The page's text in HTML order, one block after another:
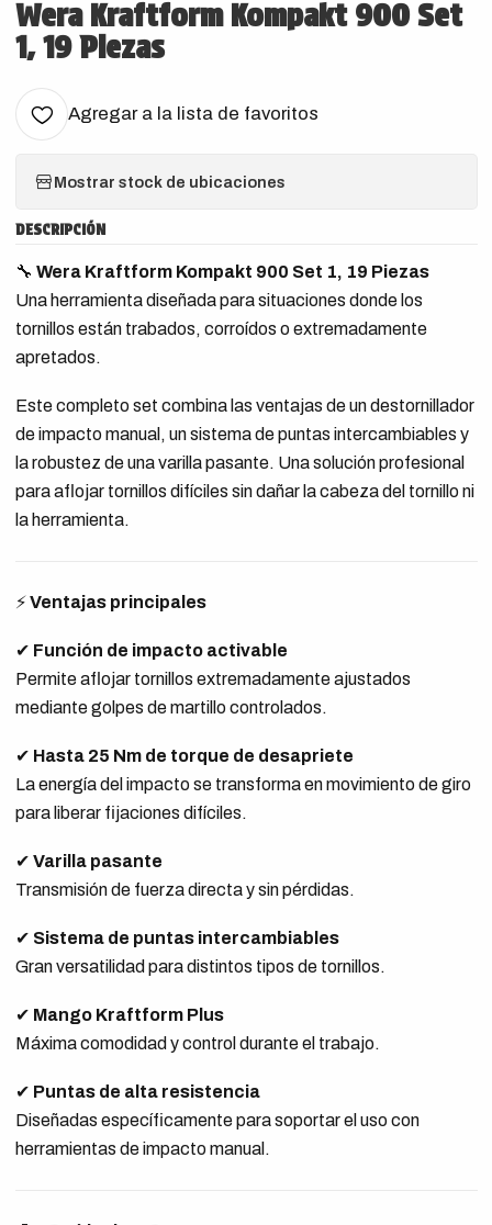
Wera Kraftform Kompakt 900 Set
1, 19 Piezas
Agregar a la lista de favoritos
Mostrar stock de ubicaciones
DESCRIPCIÓN
🔧 Wera Kraftform Kompakt 900 Set 1, 19 Piezas
Una herramienta diseñada para situaciones donde los
tornillos están trabados, corroídos o extremadamente
apretados.
Este completo set combina las ventajas de un destornillador
de impacto manual, un sistema de puntas intercambiables y
la robustez de una varilla pasante. Una solución profesional
para aflojar tornillos difíciles sin dañar la cabeza del tornillo ni
la herramienta.
⚡Ventajas principales
✔ Función de impacto activable
Permite aflojar tornillos extremadamente ajustados
mediante golpes de martillo controlados.
✔ Hasta 25 Nm de torque de desapriete
La energía del impacto se transforma en movimiento de giro
para liberar fijaciones difíciles.
✔ Varilla pasante
Transmisión de fuerza directa y sin pérdidas.
✔ Sistema de puntas intercambiables
Gran versatilidad para distintos tipos de tornillos.
✔ Mango Kraftform Plus
Máxima comodidad y control durante el trabajo.
✔ Puntas de alta resistencia
Diseñadas específicamente para soportar el uso con
herramientas de impacto manual.